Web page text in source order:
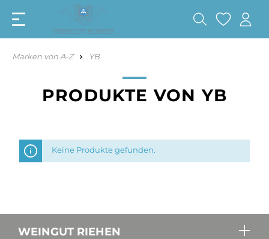
Marken von A-Z YB
PRODUKTE VON YB
Keine Produkte gefunden.
WEINGUT RIEHEN